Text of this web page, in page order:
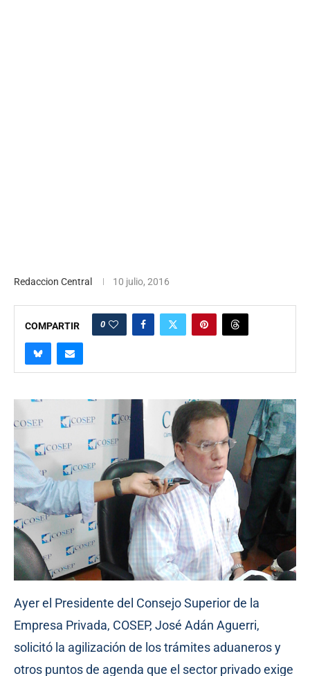
Redaccion Central 10 julio, 2016
COMPARTIR 0
Ayer el Presidente del Consejo Superior de la
Empresa Privada, COSEP, José Adán Aguerri,
solicitó la agilización de los trámites aduaneros y
otros puntos de agenda que el sector privado exige